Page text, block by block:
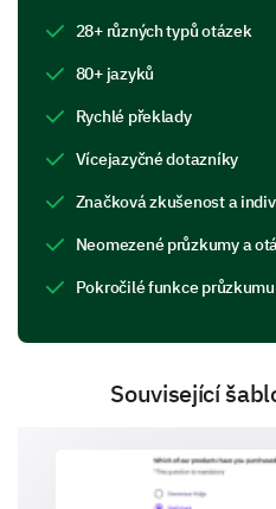
Advanced courses
28+ různých typů otázek
80+ jazyků
Rychlé překlady
Vícejazyčné dotazníky
Značková zkušenost a
Neomezené průzkumy a
Pokročilé funkce průzkumu
Související